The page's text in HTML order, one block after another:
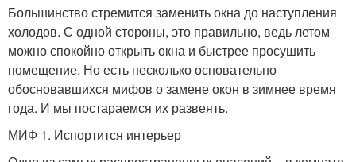
Большинство стремится заменить окна до наступления
холодов. С одной стороны, это правильно, ведь летом
можно спокойно открыть окна и быстрее просушить
помещение. Но есть несколько основательно
обосновавшихся мифов о замене окон в зимнее время
года. И мы постараемся их развеять.
МИФ 1. Испортится интерьер